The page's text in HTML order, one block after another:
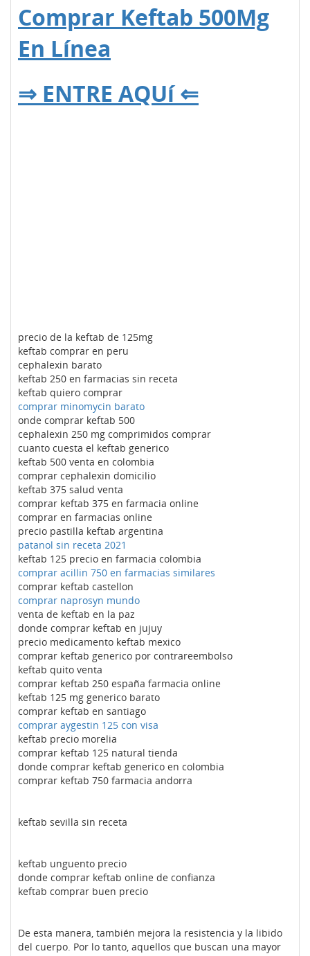
Comprar Keftab 500Mg
En Línea
⇒ ENTRE AQUí ⇐
precio de la keftab de 125mg
keftab comprar en peru
cephalexin barato
keftab 250 en farmacias sin receta
keftab quiero comprar
comprar minomycin barato
onde comprar keftab 500
cephalexin 250 mg comprimidos comprar
cuanto cuesta el keftab generico
keftab 500 venta en colombia
comprar cephalexin domicilio
keftab 375 salud venta
comprar keftab 375 en farmacia online
comprar en farmacias online
precio pastilla keftab argentina
patanol sin receta 2021
keftab 125 precio en farmacia colombia
comprar acillin 750 en farmacias similares
comprar keftab castellon
comprar naprosyn mundo
venta de keftab en la paz
donde comprar keftab en jujuy
precio medicamento keftab mexico
comprar keftab generico por contrareembolso
keftab quito venta
comprar keftab 250 españa farmacia online
keftab 125 mg generico barato
comprar keftab en santiago
comprar aygestin 125 con visa
keftab precio morelia
comprar keftab 125 natural tienda
donde comprar keftab generico en colombia
comprar keftab 750 farmacia andorra
keftab sevilla sin receta
keftab unguento precio
donde comprar keftab online de confianza
keftab comprar buen precio
De esta manera, también mejora la resistencia y la libido
del cuerpo. Por lo tanto, aquellos que buscan una mayor